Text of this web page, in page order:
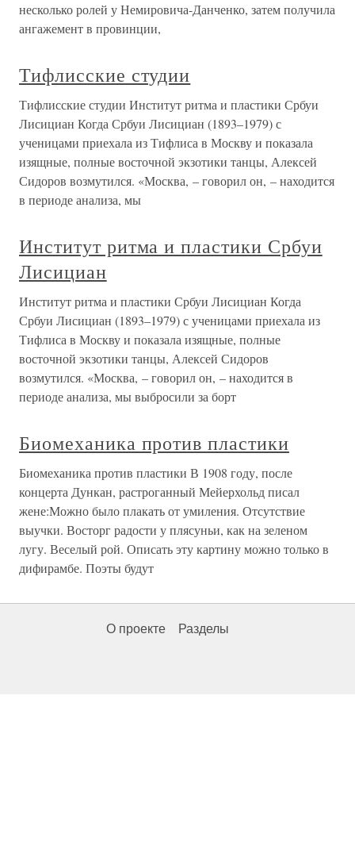
несколько ролей у Немировича-Данченко, затем получила
ангажемент в провинции,
Тифлисские студии
Тифлисские студии Институт ритма и пластики Србуи
Лисициан Когда Србуи Лисициан (1893–1979) с
ученицами приехала из Тифлиса в Москву и показала
изящные, полные восточной экзотики танцы, Алексей
Сидоров возмутился. «Москва, – говорил он, – находится
в периоде анализа, мы
Институт ритма и пластики Србуи
Лисициан
Институт ритма и пластики Србуи Лисициан Когда
Србуи Лисициан (1893–1979) с ученицами приехала из
Тифлиса в Москву и показала изящные, полные
восточной экзотики танцы, Алексей Сидоров
возмутился. «Москва, – говорил он, – находится в
периоде анализа, мы выбросили за борт
Биомеханика против пластики
Биомеханика против пластики В 1908 году, после
концерта Дункан, растроганный Мейерхольд писал
жене:Можно было плакать от умиления. Отсутствие
выучки. Восторг радости у плясуньи, как на зеленом
лугу. Веселый рой. Описать эту картину можно только в
дифирамбе. Поэты будут
О проекте Разделы